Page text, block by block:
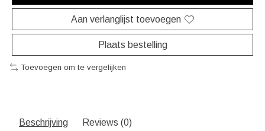
Aan verlanglijst toevoegen
Plaats bestelling
Toevoegen om te vergelijken
Beschrijving Reviews (0)